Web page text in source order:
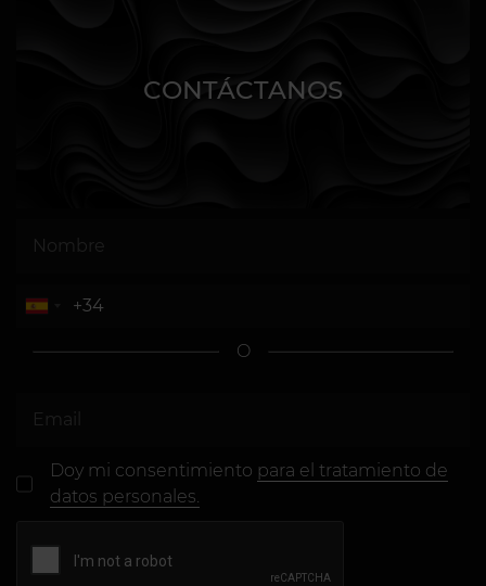
CONTÁCTANOS
O
Doy mi consentimiento para el tratamiento de
datos personales.